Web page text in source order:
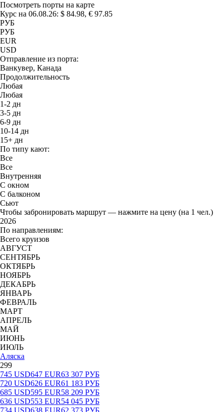
Посмотреть порты на карте
Курс на 06.08.26: $ 84.98, € 97.85
РУБ
РУБ
EUR
USD
Отправление из порта:
Ванкувер, Канада
Продолжительность
Любая
Любая
1-2 дн
3-5 дн
6-9 дн
10-14 дн
15+ дн
По типу кают:
Все
Все
Внутренняя
С окном
С балконом
Сьют
Чтобы забронировать маршрут — нажмите на цену (на 1 чел.)
2026
По направлениям:
Всего круизов
АВГУСТ
СЕНТЯБРЬ
ОКТЯБРЬ
НОЯБРЬ
ДЕКАБРЬ
ЯНВАРЬ
ФЕВРАЛЬ
МАРТ
АПРЕЛЬ
МАЙ
ИЮНЬ
ИЮЛЬ
Аляска
299
745 USD647 EUR63 307 РУБ
720 USD626 EUR61 183 РУБ
685 USD595 EUR58 209 РУБ
636 USD553 EUR54 045 РУБ
734 USD638 EUR62 373 РУБ